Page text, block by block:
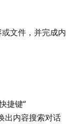
文件，并完成内
捷键“
出内容搜索对话